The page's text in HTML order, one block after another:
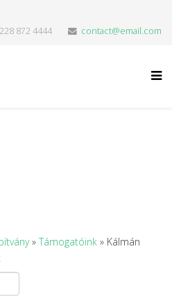
872 4444 contact@email.com
» Támogatóink » Kálmán